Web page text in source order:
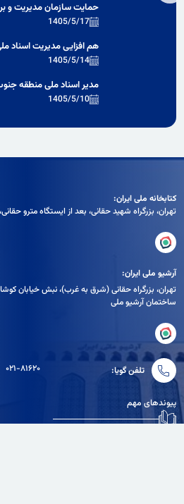
حمایت سازمان مدیریت و
زیرساخت‌ها و فعالیت‌های
1405/5/17
هم‌ افزایی مدیریت اسناد
ارشاد اسلامی کرمان برای
1405/5/14
مدیر اسناد ملی منطقه
دانشگاه آزاد اسلامی استان
1405/5/10
کتابخانه ملی ایران:
تهران، بزرگراه شهيد حقانی، بعد از ايستگاه مترو
آرشیو ملی ایران:
تهران، بزرگراه حقانی (شرق به غرب)، نبش خیابان
ساختمان آرشیو ملی
تلفن گویا: ۰۲۱-۸۱۶۲۰
پیوندهای مهم